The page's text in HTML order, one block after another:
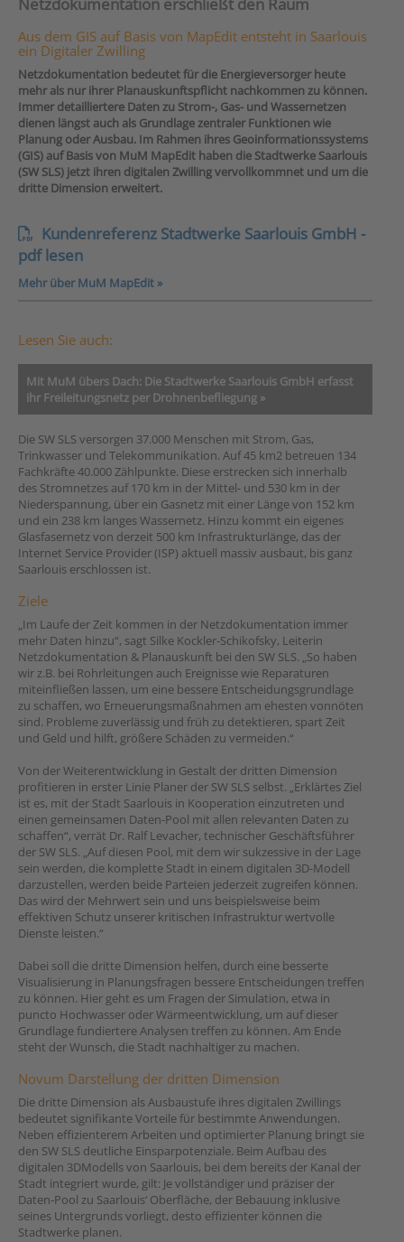
Netzdokumentation erschließt den Raum
Aus dem GIS auf Basis von MapEdit entsteht in Saarlouis
ein Digitaler Zwilling
Netzdokumentation bedeutet für die Energieversorger heute
mehr als nur ihrer Planauskunftspflicht nachkommen zu können.
Immer detailliertere Daten zu Strom-, Gas- und Wassernetzen
dienen längst auch als Grundlage zentraler Funktionen wie
Planung oder Ausbau. Im Rahmen ihres Geoinformationssystems
(GIS) auf Basis von MuM MapEdit haben die Stadtwerke Saarlouis
(SW SLS) jetzt ihren digitalen Zwilling vervollkommnet und um die
dritte Dimension erweitert.
Kundenreferenz Stadtwerke Saarlouis GmbH -
pdf lesen
Mehr über MuM MapEdit »
Lesen Sie auch:
Mit MuM übers Dach: Die Stadtwerke Saarlouis GmbH erfasst
ihr Freileitungsnetz per Drohnenbefliegung »
Die SW SLS versorgen 37.000 Menschen mit Strom, Gas,
Trinkwasser und Telekommunikation. Auf 45 km2 betreuen 134
Fachkräfte 40.000 Zählpunkte. Diese erstrecken sich innerhalb
des Stromnetzes auf 170 km in der Mittel- und 530 km in der
Niederspannung, über ein Gasnetz mit einer Länge von 152 km
und ein 238 km langes Wassernetz. Hinzu kommt ein eigenes
Glasfasernetz von derzeit 500 km Infrastrukturlänge, das der
Internet Service Provider (ISP) aktuell massiv ausbaut, bis ganz
Saarlouis erschlossen ist.
Ziele
„Im Laufe der Zeit kommen in der Netzdokumentation immer
mehr Daten hinzu“, sagt Silke Kockler-Schikofsky, Leiterin
Netzdokumentation & Planauskunft bei den SW SLS. „So haben
wir z.B. bei Rohrleitungen auch Ereignisse wie Reparaturen
miteinfließen lassen, um eine bessere Entscheidungsgrundlage
zu schaffen, wo Erneuerungsmaßnahmen am ehesten vonnöten
sind. Probleme zuverlässig und früh zu detektieren, spart Zeit
und Geld und hilft, größere Schäden zu vermeiden.“
Von der Weiterentwicklung in Gestalt der dritten Dimension
profitieren in erster Linie Planer der SW SLS selbst. „Erklärtes Ziel
ist es, mit der Stadt Saarlouis in Kooperation einzutreten und
einen gemeinsamen Daten-Pool mit allen relevanten Daten zu
schaffen“, verrät Dr. Ralf Levacher, technischer Geschäftsführer
der SW SLS. „Auf diesen Pool, mit dem wir sukzessive in der Lage
sein werden, die komplette Stadt in einem digitalen 3D-Modell
darzustellen, werden beide Parteien jederzeit zugreifen können.
Das wird der Mehrwert sein und uns beispielsweise beim
effektiven Schutz unserer kritischen Infrastruktur wertvolle
Dienste leisten.“
Dabei soll die dritte Dimension helfen, durch eine besserte
Visualisierung in Planungsfragen bessere Entscheidungen treffen
zu können. Hier geht es um Fragen der Simulation, etwa in
puncto Hochwasser oder Wärmeentwicklung, um auf dieser
Grundlage fundiertere Analysen treffen zu können. Am Ende
steht der Wunsch, die Stadt nachhaltiger zu machen.
Novum Darstellung der dritten Dimension
Die dritte Dimension als Ausbaustufe ihres digitalen Zwillings
bedeutet signifikante Vorteile für bestimmte Anwendungen.
Neben effizienterem Arbeiten und optimierter Planung bringt sie
den SW SLS deutliche Einsparpotenziale. Beim Aufbau des
digitalen 3DModells von Saarlouis, bei dem bereits der Kanal der
Stadt integriert wurde, gilt: Je vollständiger und präziser der
Daten-Pool zu Saarlouis‘ Oberfläche, der Bebauung inklusive
seines Untergrunds vorliegt, desto effizienter können die
Stadtwerke planen.